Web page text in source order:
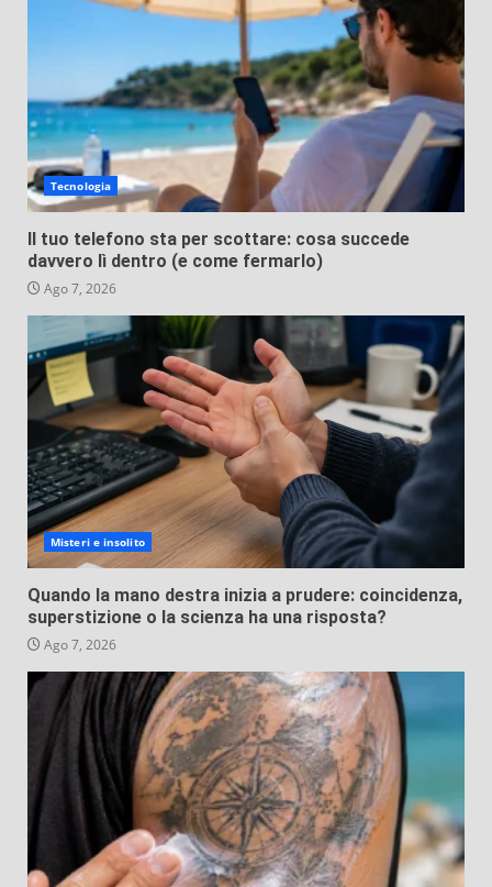
Tecnologia
Il tuo telefono sta per scottare: cosa succede
davvero lì dentro (e come fermarlo)
Ago 7, 2026
Misteri e insolito
Quando la mano destra inizia a prudere: coincidenza,
superstizione o la scienza ha una risposta?
Ago 7, 2026